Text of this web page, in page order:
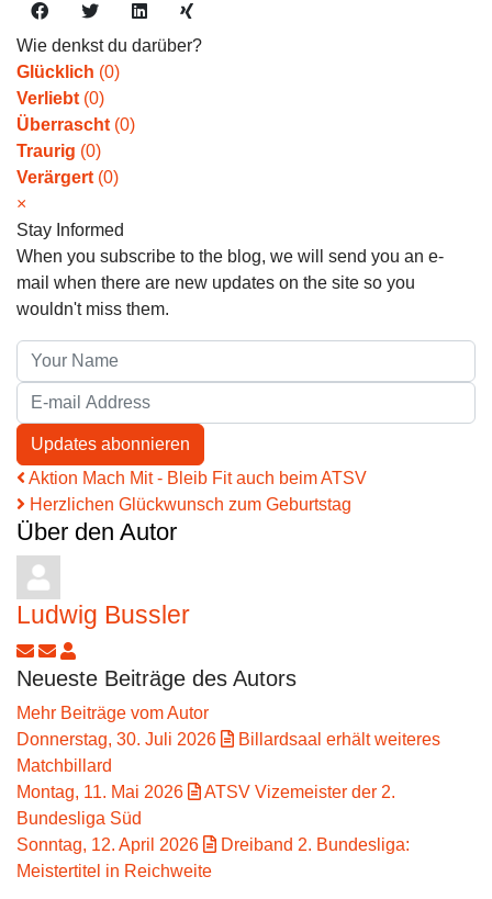
Wie denkst du darüber?
Glücklich (0)
Verliebt (0)
Überrascht (0)
Traurig (0)
Verärgert (0)
×
Stay Informed
When you subscribe to the blog, we will send you an e-
mail when there are new updates on the site so you
wouldn't miss them.
Your Name
E-mail Address
Updates abonnieren
Aktion Mach Mit - Bleib Fit auch beim ATSV
Herzlichen Glückwunsch zum Geburtstag
Über den Autor
Ludwig Bussler
Updates abonnieren
Abo von Updates dieses Autors beenden
Ludwig Bussler
Neueste Beiträge des Autors
Mehr Beiträge vom Autor
Donnerstag, 30. Juli 2026
Billardsaal erhält weiteres
Matchbillard
Montag, 11. Mai 2026
ATSV Vizemeister der 2.
Bundesliga Süd
Sonntag, 12. April 2026
Dreiband 2. Bundesliga:
Meistertitel in Reichweite